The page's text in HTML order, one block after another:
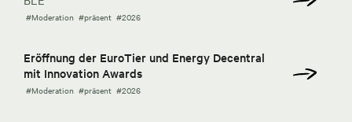
#Moderation #präsent #2026
Eröffnung der EuroTier und Energy Decentral
mit Innovation Awards
#Moderation #präsent #2026